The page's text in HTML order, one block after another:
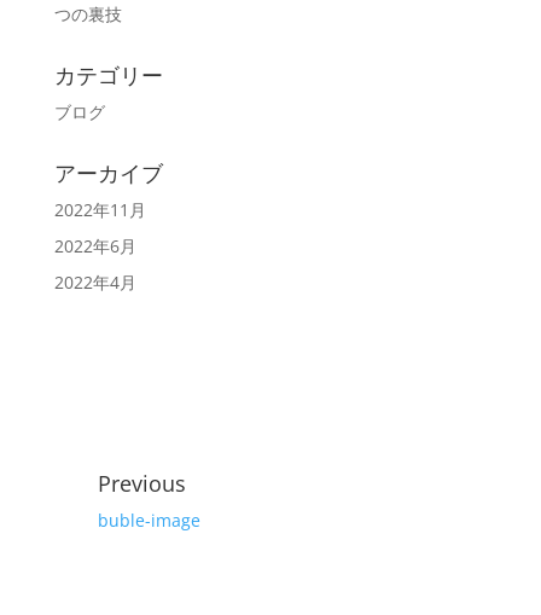
つの裏技
カテゴリー
ブログ
アーカイブ
2022年11月
2022年6月
2022年4月
Previous
buble-image